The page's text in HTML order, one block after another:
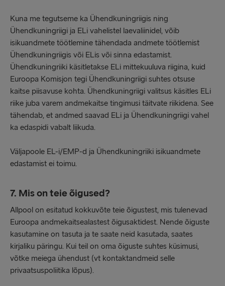
Kuna me tegutseme ka Ühendkuningriigis ning
Ühendkuningriigi ja ELi vahelistel laevaliinidel, võib
isikuandmete töötlemine tähendada andmete töötlemist
Ühendkuningriigis või ELis või sinna edastamist.
Ühendkuningriiki käsitletakse ELi mittekuuluva riigina, kuid
Euroopa Komisjon tegi Ühendkuningriigi suhtes otsuse
kaitse piisavuse kohta. Ühendkuningriigi valitsus käsitles ELi
riike juba varem andmekaitse tingimusi täitvate riikidena. See
tähendab, et andmed saavad ELi ja Ühendkuningriigi vahel
ka edaspidi vabalt liikuda.
Väljapoole EL-i/EMP-d ja Ühendkuningriiki isikuandmete
edastamist ei toimu.
7. Mis on teie õigused?
Allpool on esitatud kokkuvõte teie õigustest, mis tulenevad
Euroopa andmekaitsealastest õigusaktidest. Nende õiguste
kasutamine on tasuta ja te saate neid kasutada, saates
kirjaliku päringu. Kui teil on oma õiguste suhtes küsimusi,
võtke meiega ühendust (vt kontaktandmeid selle
privaatsuspoliitika lõpus).